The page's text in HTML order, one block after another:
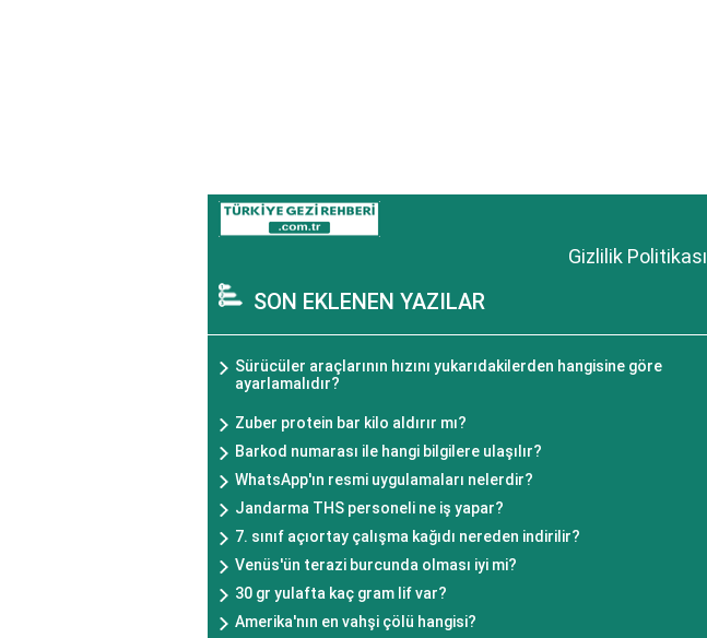
Gizlilik Politikası
SON EKLENEN YAZILAR
Sürücüler araçlarının hızını yukarıdakilerden hangisine göre
ayarlamalıdır?
Zuber protein bar kilo aldırır mı?
Barkod numarası ile hangi bilgilere ulaşılır?
WhatsApp'ın resmi uygulamaları nelerdir?
Jandarma THS personeli ne iş yapar?
7. sınıf açıortay çalışma kağıdı nereden indirilir?
Venüs'ün terazi burcunda olması iyi mi?
30 gr yulafta kaç gram lif var?
Amerika'nın en vahşi çölü hangisi?